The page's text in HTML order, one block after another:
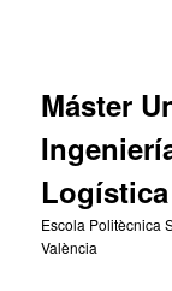
Máster
Logística
Escola Politècnica
València